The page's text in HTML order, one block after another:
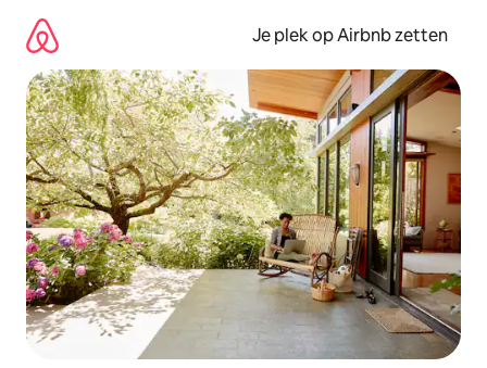
direct
naar
inhoud
Je plek op Airbnb zetten